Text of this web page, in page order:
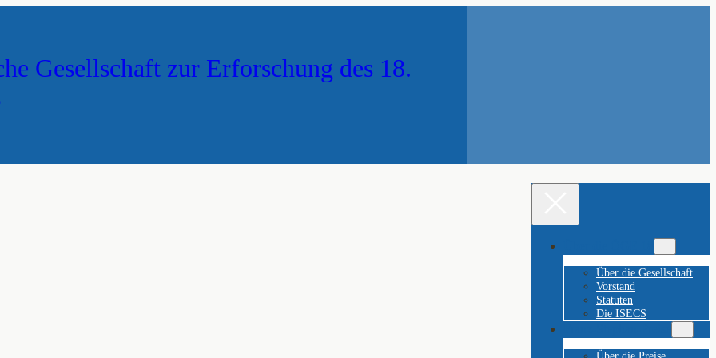
Gesellschaft zur Erforschung des 18.
Über die Gesellschaft
Vorstand
Statuten
Die ISECS